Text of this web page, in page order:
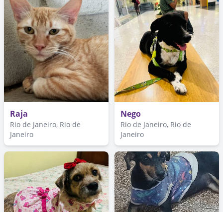
Raja
Rio de Janeiro, Rio de
Janeiro
Nego
Rio de Janeiro, Rio de
Janeiro